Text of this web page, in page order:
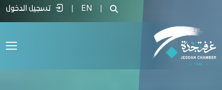
خدمات مركز مركز جدة للمعارض - غرفة جدة
EN تسجيل الدخول